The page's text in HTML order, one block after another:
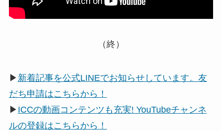
（終）
▶ 新着記事を公式LINEでお知らせしています。友
だち申請はこちらから！
▶ ICCの動画コンテンツも充実! YouTubeチャンネ
ルの登録はこちらから！